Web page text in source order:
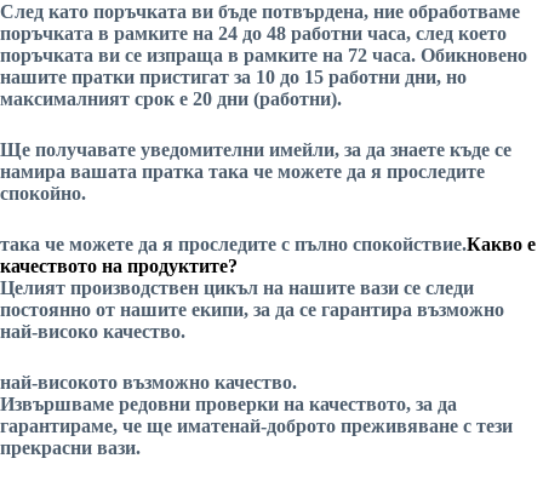
След като поръчката ви бъде потвърдена, ние обработваме
поръчката в рамките на 24 до 48 работни часа, след което
поръчката ви се изпраща в рамките на 72 часа. Обикновено
нашите пратки пристигат за 10 до 15 работни дни, но
максималният срок е 20 дни (работни).
Ще получавате уведомителни имейли, за да знаете къде се
намира вашата пратка така че можете да я проследите
спокойно.
така че можете да я проследите с пълно спокойствие.Какво е
качеството на продуктите?
Целият производствен цикъл на нашите вази се следи
постоянно от нашите екипи, за да се гарантира възможно
най-високо качество.
най-високото възможно качество.
Извършваме редовни проверки на качеството, за да
гарантираме, че ще иматенай-доброто преживяване с тези
прекрасни вази.